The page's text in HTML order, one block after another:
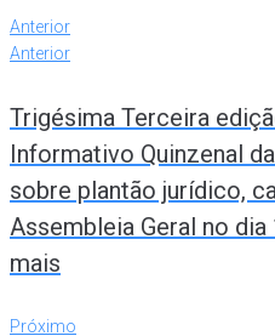
Anterior
Anterior
Trigésima Terceira
Informativo Quinzenal
sobre plantão jurídico,
Assembleia Geral no
mais
Próximo